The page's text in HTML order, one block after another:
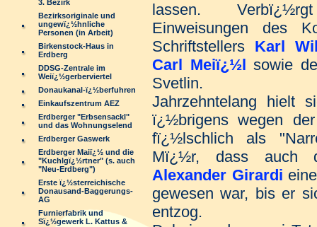
3. Bezirk
Bezirksoriginale und
ungewï¿½hnliche
Personen (in Arbeit)
Birkenstock-Haus in
Erdberg
DDSG-Zentrale im
Weiï¿½gerberviertel
Donaukanal-ï¿½berfuhren
Einkaufszentrum AEZ
Erdberger "Erbsensackl"
und das Wohnungselend
Erdberger Gaswerk
Erdberger Maiï¿½ und die
"Kuchlgï¿½rtner" (s. auch
"Neu-Erdberg")
Erste ï¿½sterreichische
Donausand-Baggerungs-
AG
Furnierfabrik und
Sï¿½gewerk L. Kattus &
lassen.
Einweisungen des
Schriftstellers Karl
Carl Meiï¿½l sowie
Svetlin.
Jahrzehntelang hielt
ï¿½brigens wegen
fï¿½lschlich als
Mï¿½r, dass auch
Alexander Girardi
gewesen war, bis er
entzog.